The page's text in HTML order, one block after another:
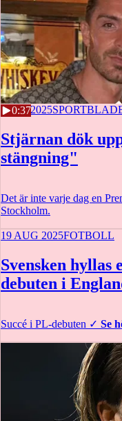
0:37
2 SEP 2025
Stjärnan dök
stängning"
Det är inte varje dag en
Stockholm.
19 AUG 2025FOTBOLL
Svensken hyllas
debuten i
Succé i PL-debuten ✓ Se